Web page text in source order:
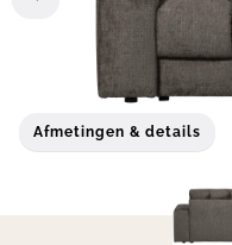
Afmetingen & details